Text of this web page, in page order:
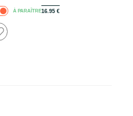
À PARAÎTRE16.95 €